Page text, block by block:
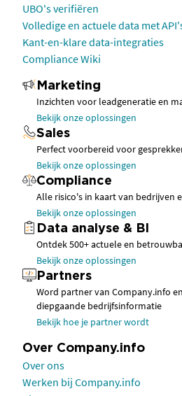
UBO's verifiëren
Volledige en actuele data met
Kant-en-klare data-integraties
Compliance Wiki
Marketing
Inzichten voor leadgeneratie en
Bekijk onze oplossingen
Sales
Perfect voorbereid voor
Bekijk onze oplossingen
Compliance
Alle risico's in kaart van bedrijven
Bekijk onze oplossingen
Data analyse & BI
Ontdek 500+ actuele en
Bekijk onze oplossingen
Partners
Word partner van Company.info
diepgaande bedrijfsinformatie
Bekijk hoe je partner wordt
Over Company.info
Over ons
Werken bij Company.info